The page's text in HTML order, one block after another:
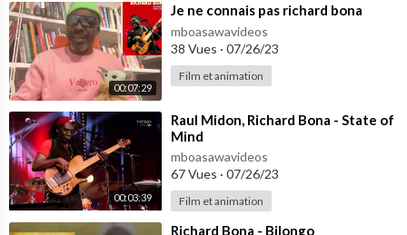
00:07:29
⁣Je ne connais pas richard bona
mboasawavideos
38 Vues · 07/26/23
Film et animation
00:03:39
⁣Raul Midon, Richard Bona - State of
Mind
mboasawavideos
67 Vues · 07/26/23
Film et animation
⁣Richard Bona - Bilongo